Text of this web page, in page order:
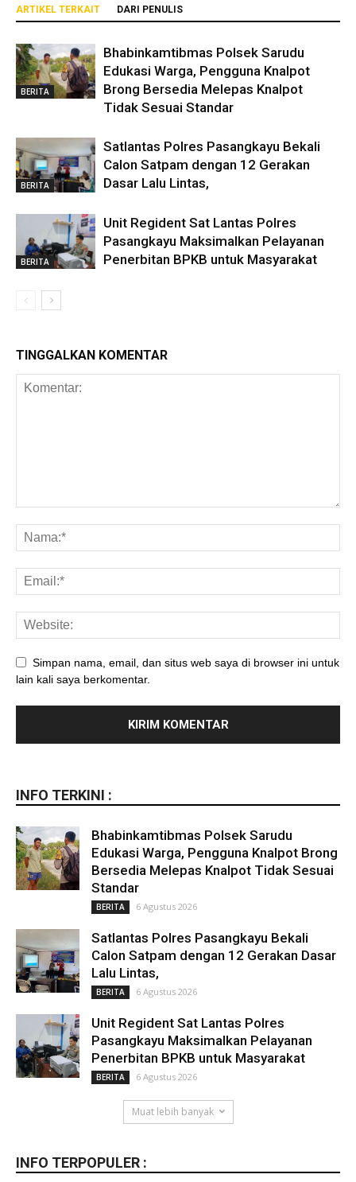
ARTIKEL TERKAIT DARI PENULIS
BERITA
Bhabinkamtibmas Polsek Sarudu
Edukasi Warga, Pengguna Knalpot
Brong Bersedia Melepas Knalpot
Tidak Sesuai Standar
BERITA
Satlantas Polres Pasangkayu Bekali
Calon Satpam dengan 12 Gerakan
Dasar Lalu Lintas,
BERITA
Unit Regident Sat Lantas Polres
Pasangkayu Maksimalkan Pelayanan
Penerbitan BPKB untuk Masyarakat
TINGGALKAN KOMENTAR
Simpan nama, email, dan situs web saya di browser ini untuk
lain kali saya berkomentar.
INFO TERKINI :
Bhabinkamtibmas Polsek Sarudu
Edukasi Warga, Pengguna Knalpot Brong
Bersedia Melepas Knalpot Tidak Sesuai
Standar
BERITA 6 Agustus 2026
Satlantas Polres Pasangkayu Bekali
Calon Satpam dengan 12 Gerakan Dasar
Lalu Lintas,
BERITA 6 Agustus 2026
Unit Regident Sat Lantas Polres
Pasangkayu Maksimalkan Pelayanan
Penerbitan BPKB untuk Masyarakat
BERITA 6 Agustus 2026
Muat lebih banyak
INFO TERPOPULER :